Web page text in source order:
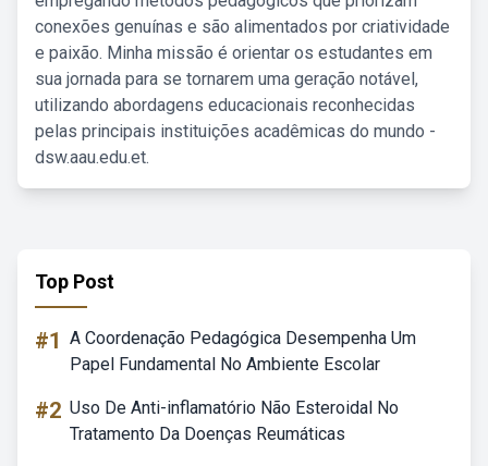
conexões genuínas e são alimentados por criatividade
e paixão. Minha missão é orientar os estudantes em
sua jornada para se tornarem uma geração notável,
utilizando abordagens educacionais reconhecidas
pelas principais instituições acadêmicas do mundo -
dsw.aau.edu.et.
Top Post
#1 A Coordenação Pedagógica Desempenha Um
Papel Fundamental No Ambiente Escolar
#2 Uso De Anti-inflamatório Não Esteroidal No
Tratamento Da Doenças Reumáticas